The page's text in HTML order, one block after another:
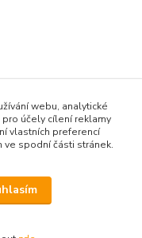
webu, analytické
účely cílení reklamy
vlastních preferencí
spodní části stránek.